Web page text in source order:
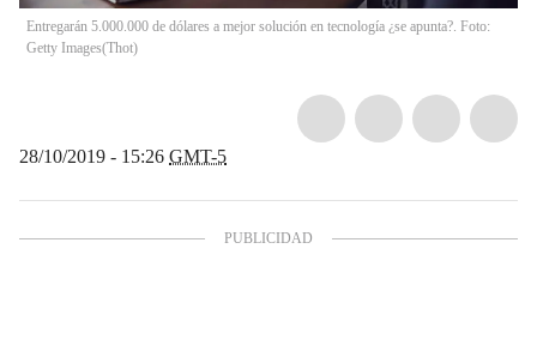
Entregarán 5.000.000 de dólares a mejor solución en tecnología ¿se apunta?. Foto:
Getty Images(Thot)
28/10/2019 - 15:26 GMT-5